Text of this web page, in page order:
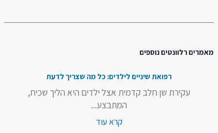
מאמרים רלוונטים נוספים
רפואת שיניים לילדים: כל מה שצריך לדעת
עקירת שן חלב קדמית אצל ילדים היא הליך שכיח,
המתבצע...
קרא עוד